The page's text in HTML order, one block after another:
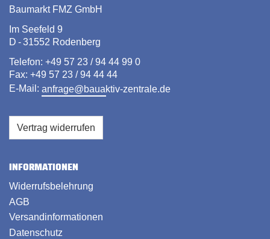
Baumarkt FMZ GmbH
Im Seefeld 9
D - 31552 Rodenberg
Telefon: +49 57 23 / 94 44 99 0
Fax: +49 57 23 / 94 44 44
E-Mail: anfrage@bauaktiv-zentrale.de
Vertrag widerrufen
INFORMATIONEN
Widerrufsbelehrung
AGB
Versandinformationen
Datenschutz